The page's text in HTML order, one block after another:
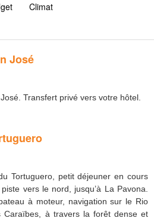
Climat
José
Transfert privé vers votre hôtel.
Tortuguero, petit déjeuner en cours
vers le nord, jusqu’à La Pavona.
à moteur, navigation sur le Rio
à travers la forêt dense et